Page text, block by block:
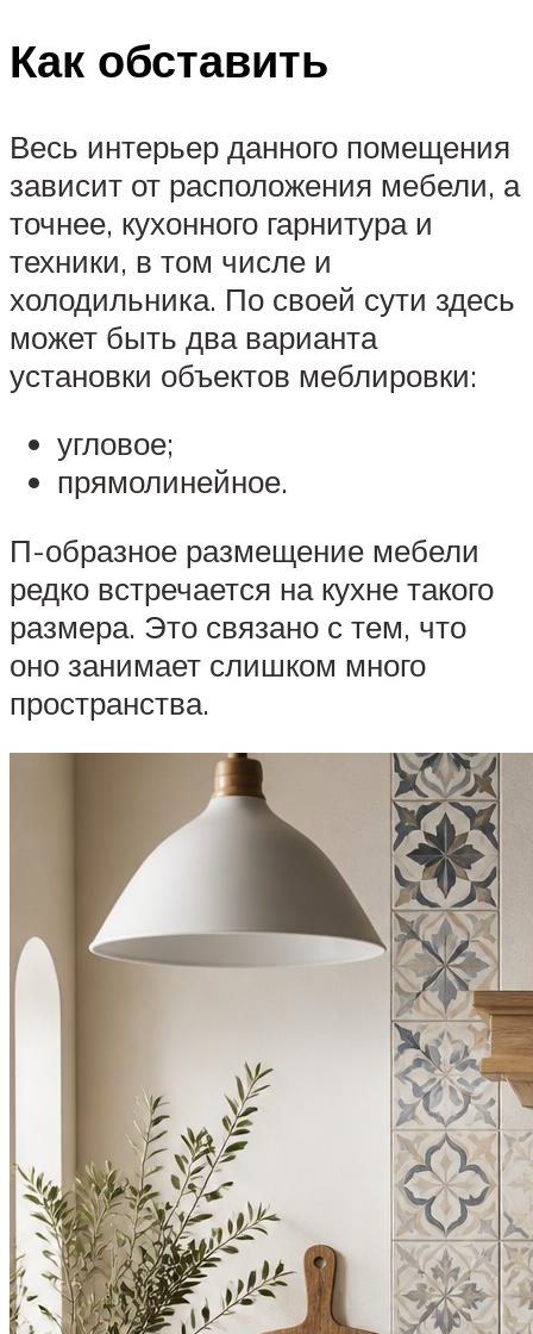
Как обставить
Весь интерьер данного помещения
зависит от расположения мебели, а
точнее, кухонного гарнитура и
техники, в том числе и
холодильника. По своей сути здесь
может быть два варианта
установки объектов меблировки:
угловое;
прямолинейное.
П-образное размещение мебели
редко встречается на кухне такого
размера. Это связано с тем, что
оно занимает слишком много
пространства.